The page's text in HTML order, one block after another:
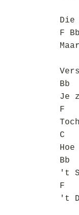
Die
F
Bb
Je
F
C
Bb
't
F
't